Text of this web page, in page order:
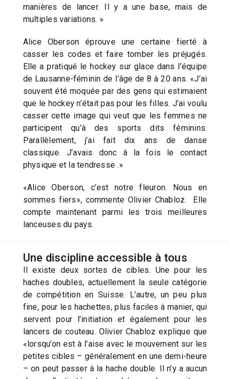
manières de lancer. Il y a une base, mais de
multiples variations. »
Alice Oberson éprouve une certaine fierté à
casser les codes et faire tomber les préjugés.
Elle a pratiqué le hockey sur glace dans l’équipe
de Lausanne-féminin de l’âge de 8 à 20 ans. «J’ai
souvent été moquée par des gens qui estimaient
que le hockey n’était pas pour les filles. J’ai voulu
casser cette image qui veut que les femmes ne
participent qu’à des sports dits féminins.
Parallèlement, j’ai fait dix ans de danse
classique. J’avais donc à la fois le contact
physique et la tendresse .»
«Alice Oberson, c’est notre fleuron. Nous en
sommes fiers», commente Olivier Chabloz. Elle
compte maintenant parmi les trois meilleures
lanceuses du pays.
Une discipline accessible à tous
Il existe deux sortes de cibles. Une pour les
haches doubles, actuellement la seule catégorie
de compétition en Suisse. L’autre, un peu plus
fine, pour les hachettes, plus faciles à manier, qui
servent pour l’initiation et également pour les
lancers de couteau. Olivier Chabloz explique que
«lorsqu’on est à l’aise avec le mouvement sur les
petites cibles – généralement en une demi-heure
– on peut passer à la hache double. Il n’y a aucun